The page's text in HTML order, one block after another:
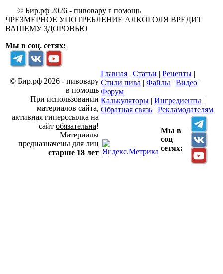
© Бир.рф 2026 - пивовару в помощь
ЧРЕЗМЕРНОЕ УПОТРЕБЛЕНИЕ АЛКОГОЛЯ ВРЕДИТ
ВАШЕМУ ЗДОРОВЬЮ
Мы в соц. сетях:
© Бир.рф 2026 - пивовару
в помощь
При использовании
материалов сайта,
активная гиперссылка на
сайт обязательна!
Материалы
предназначены для лиц
старше 18 лет
Главная | Статьи | Рецепты |
Стили пива | Файлы | Видео |
Форум
Калькуляторы | Ингредиенты |
Обратная связь | Рекламодателям
Мы в
соц
сетях: